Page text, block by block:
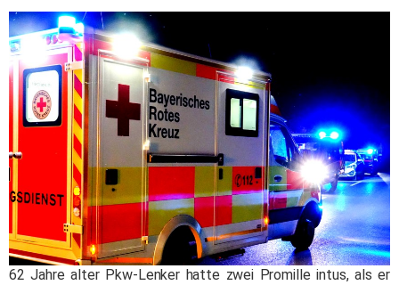
62 Jahre alter Pkw-Lenker hatte zwei Promille intus, als er